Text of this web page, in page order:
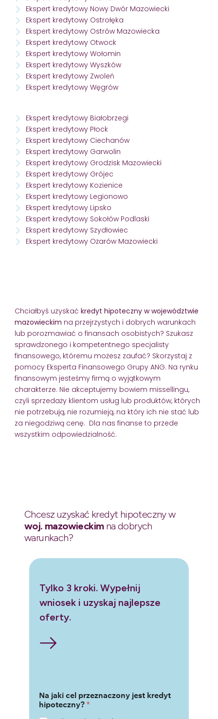
Ekspert kredytowy Białobrzegi
Ekspert kredytowy Płock
Ekspert kredytowy Ciechanów
Ekspert kredytowy Garwolin
Ekspert kredytowy Grodzisk Mazowiecki
Ekspert kredytowy Grójec
Ekspert kredytowy Kozienice
Ekspert kredytowy Legionowo
Ekspert kredytowy Lipsko
Ekspert kredytowy Sokołów Podlaski
Ekspert kredytowy Szydłowiec
Ekspert kredytowy Ożarów Mazowiecki
Ekspert kredytowy Nowy Dwór Mazowiecki
Ekspert kredytowy Ostrołęka
Ekspert kredytowy Ostrów Mazowiecka
Ekspert kredytowy Otwock
Ekspert kredytowy Wołomin
Ekspert kredytowy Wyszków
Ekspert kredytowy Zwoleń
Ekspert kredytowy Węgrów
Chciałbyś uzyskać kredyt hipoteczny w województwie
mazowieckim na przejrzystych i dobrych warunkach
lub porozmawiać o finansach osobistych? Szukasz
sprawdzonego i kompetentnego specjalisty
finansowego, któremu możesz zaufać? Skorzystaj z
pomocy Eksperta Finansowego Grupy ANG. Na rynku
finansowym jesteśmy firmą o wyjątkowym
charakterze. Nie akceptujemy bowiem missellingu,
czyli sprzedaży klientom usług lub produktów, których
nie potrzebują, nie rozumieją, na który ich nie stać lub
za niegodziwą cenę. Dla nas finanse to przede
wszystkim odpowiedzialność.
Chcesz uzyskać kredyt hipoteczny w
woj. mazowieckimna dobrych
warunkach?
Tylko 3 kroki. Wypełnij
wniosek i uzyskaj najlepsze
oferty.
Na jaki cel przeznaczony jest kredyt
hipoteczny? *